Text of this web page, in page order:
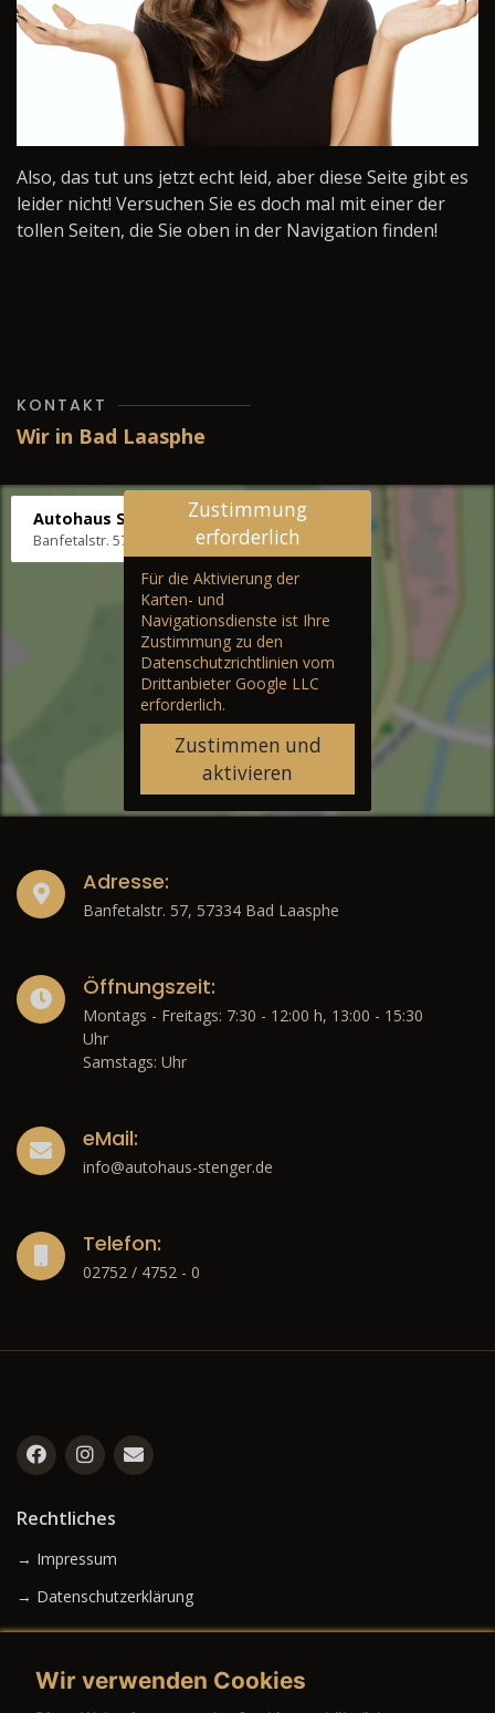
Also, das tut uns jetzt echt leid, aber diese Seite gibt es
leider nicht! Versuchen Sie es doch mal mit einer der
tollen Seiten, die Sie oben in der Navigation finden!
KONTAKT
Wir in Bad Laasphe
Autohaus Stenger
Banfetalstr. 57, 57334 Bad Laasphe
Zustimmung
erforderlich
Für die Aktivierung der
Karten- und
Navigationsdienste ist Ihre
Zustimmung zu den
Datenschutzrichtlinien vom
Drittanbieter Google LLC
erforderlich.
Zustimmen und
aktivieren
Adresse:
Banfetalstr. 57, 57334 Bad Laasphe
Öffnungszeit:
Montags - Freitags: 7:30 - 12:00 h, 13:00 - 15:30
Uhr
Samstags: Uhr
eMail:
info@autohaus-stenger.de
Telefon:
02752 / 4752 - 0
Rechtliches
→ Impressum
→ Datenschutzerklärung
Wir verwenden Cookies